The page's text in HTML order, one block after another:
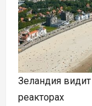
Зеландия
реакторах